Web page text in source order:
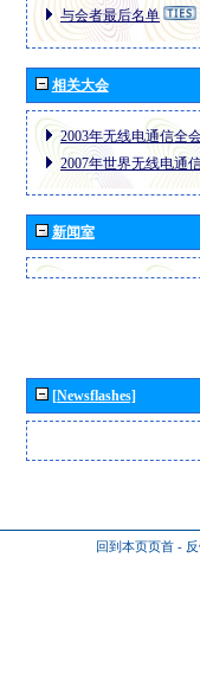
与会者最后名单
相关大会
2003年无线电通信全
2007年世界无线电通
新闻室
[Newsflashes]
回到本页页首 -